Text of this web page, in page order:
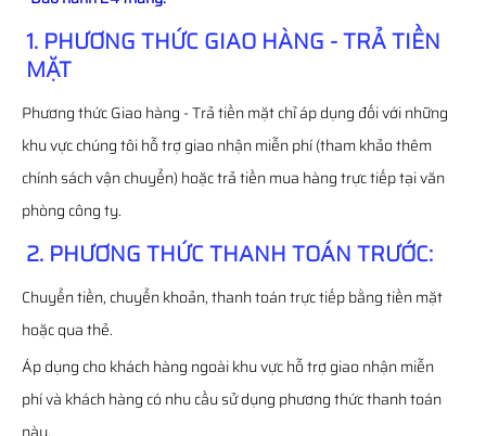
1. PHƯƠNG THỨC GIAO HÀNG - TRẢ TIỀN
MẶT
Phương thức Giao hàng - Trả tiền mặt chỉ áp dụng đối với những
khu vực chúng tôi hỗ trợ giao nhận miễn phí (tham khảo thêm
chính sách vận chuyển) hoặc trả tiền mua hàng trực tiếp tại văn
phòng công ty.
2. PHƯƠNG THỨC THANH TOÁN TRƯỚC:
Chuyển tiền, chuyển khoản, thanh toán trực tiếp bằng tiền mặt
hoặc qua thẻ.
Áp dụng cho khách hàng ngoài khu vực hỗ trợ giao nhận miễn
phí và khách hàng có nhu cầu sử dụng phương thức thanh toán